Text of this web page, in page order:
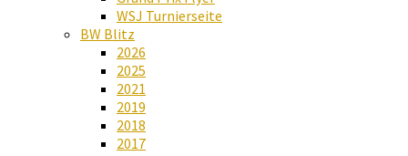
WSJ Turnierseite
BW Blitz
2026
2025
2021
2019
2018
2017